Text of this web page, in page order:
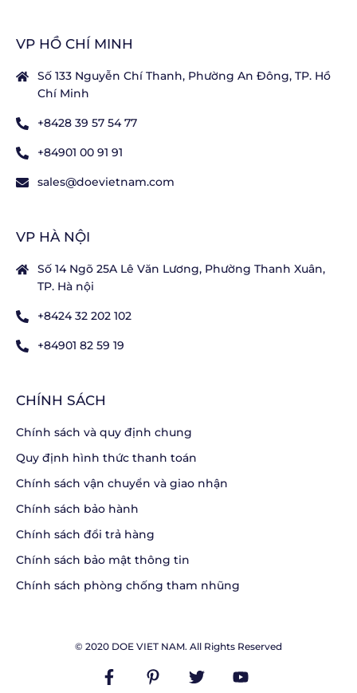
VP HỒ CHÍ MINH
Số 133 Nguyễn Chí Thanh, Phường An Đông, TP. Hồ
Chí Minh
+8428 39 57 54 77
+84901 00 91 91
sales@doevietnam.com
VP HÀ NỘI
Số 14 Ngõ 25A Lê Văn Lương, Phường Thanh Xuân,
TP. Hà nội
+8424 32 202 102
+84901 82 59 19
CHÍNH SÁCH
Chính sách và quy định chung
Quy định hình thức thanh toán
Chính sách vận chuyển và giao nhận
Chính sách bảo hành
Chính sách đổi trả hàng
Chính sách bảo mật thông tin
Chính sách phòng chống tham nhũng
© 2020 DOE VIET NAM. All Rights Reserved